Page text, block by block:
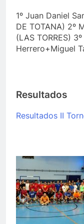
1º Juan Daniel
DE TOTANA) 2º
(LAS TORRES)
Herrero+Miguel
Resultados
Resultados II